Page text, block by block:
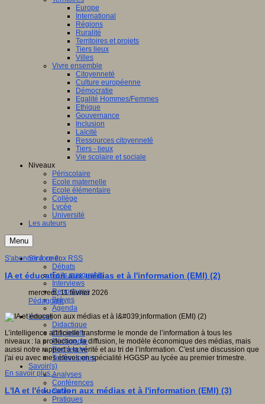
Europe
International
Régions
Ruralité
Territoires et projets
Tiers lieux
Villes
Vivre ensemble
Citoyenneté
Culture européenne
Démocratie
Egalité Hommes/Femmes
Ethique
Gouvernance
Inclusion
Laïcité
Ressources citoyenneté
Tiers - lieux
Vie scolaire et sociale
Niveaux
Périscolaire
Ecole maternelle
Ecole élémentaire
Collège
Lycée
Université
Les auteurs
Menu
S'informer
Débats
Faits marquants
Interviews
Reportages
Brèves
Agenda
Innover
Didactique
Dispositifs
Pédagogie
Recherche
Technologies
Savoir(s)
Analyses
Conférences
Outils
Pratiques
S'abonner à ce flux RSS
IA et éducation aux médias et à l'information (EMI) (2)
mercredi, 11 février 2026
Pédagogie
L’intelligence artificielle transforme le monde de l’information à tous les
niveaux : la production, la diffusion, le modèle économique des médias, mais
aussi notre rapport à la vérité et au tri de l’information. C'est une discussion que
j'ai eu avec mes élèves en spécialité HGGSP au lycée au premier trimestre.
En savoir plus...
L'IA et l'éducation aux médias et à l'information (EMI) (3)